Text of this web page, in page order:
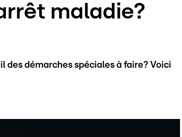
maladie?
démarches spéciales à faire? Voici